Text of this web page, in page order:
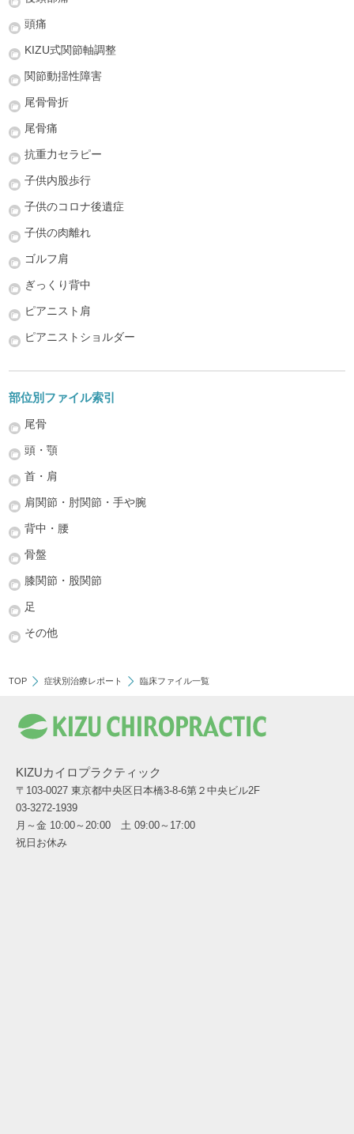
頭痛
KIZU式関節軸調整
関節動揺性障害
尾骨骨折
尾骨痛
抗重力セラピー
子供内股歩行
子供のコロナ後遺症
子供の肉離れ
ゴルフ肩
ぎっくり背中
ピアニスト肩
ピアニストショルダー
部位別ファイル索引
尾骨
頭・顎
首・肩
肩関節・肘関節・手や腕
背中・腰
骨盤
膝関節・股関節
足
その他
TOP 症状別治療レポート 臨床ファイル一覧
KIZUカイロプラクティック
〒103-0027 東京都中央区日本橋3-8-6第２中央ビル2F
03-3272-1939
月～金 10:00～20:00 土 09:00～17:00
祝日お休み